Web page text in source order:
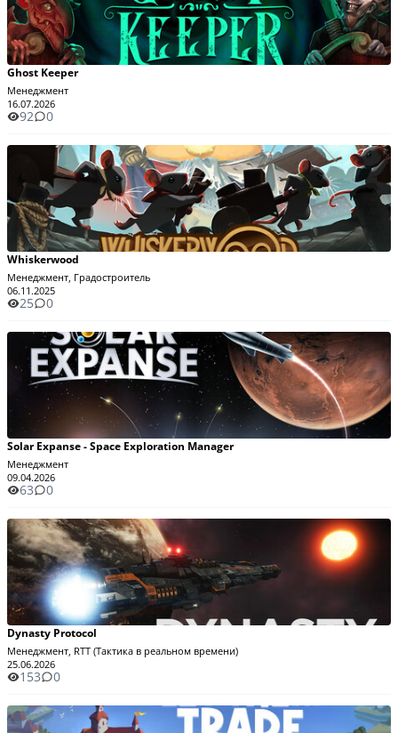
Ghost Keeper
Менеджмент
16.07.2026
92 0
Whiskerwood
Менеджмент, Градостроитель
06.11.2025
25 0
Solar Expanse - Space Exploration Manager
Менеджмент
09.04.2026
63 0
Dynasty Protocol
Менеджмент, RTT (Тактика в реальном времени)
25.06.2026
153 0